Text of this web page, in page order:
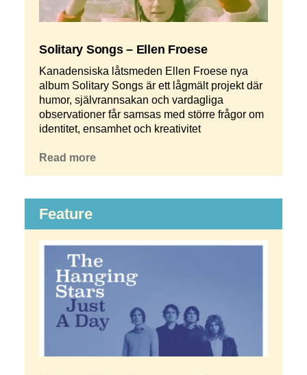
Solitary Songs – Ellen Froese
Kanadensiska låtsmeden Ellen Froese nya
album Solitary Songs är ett lågmält projekt där
humor, självrannsakan och vardagliga
observationer får samsas med större frågor om
identitet, ensamhet och kreativitet
Read more
Feature